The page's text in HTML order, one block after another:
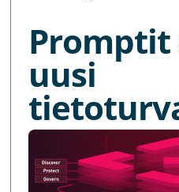
Promptit
uusi